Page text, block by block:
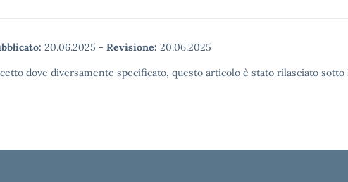
20.06.2025 - Revisione: 20.06.2025
dove diversamente specificato, questo articolo è stato rilasciato